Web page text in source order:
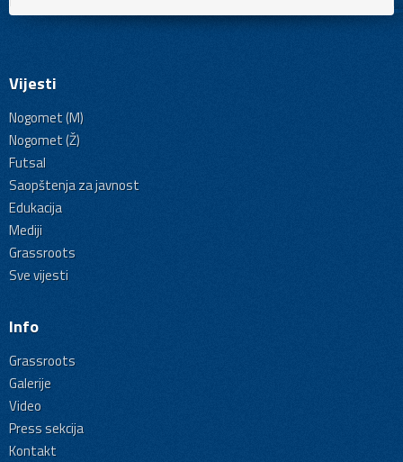
Vijesti
Nogomet (M)
Nogomet (Ž)
Futsal
Saopštenja za javnost
Edukacija
Mediji
Grassroots
Sve vijesti
Info
Grassroots
Galerije
Video
Press sekcija
Kontakt